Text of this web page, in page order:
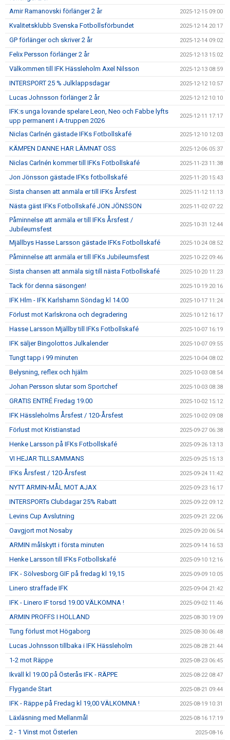
Amir Ramanovski förlänger 2 år 2025-12-15 09:00
Kvalitetsklubb Svenska Fotbollsförbundet 2025-12-14 20:17
GP förlänger och skriver 2 år 2025-12-14 09:02
Felix Persson förlänger 2 år 2025-12-13 15:02
Välkommen till IFK Hässleholm Axel Nilsson 2025-12-13 08:59
INTERSPORT 25 % Julklappsdagar 2025-12-12 10:57
Lucas Johnsson förlänger 2 år 2025-12-12 10:10
IFK:s unga lovande spelare Leon, Neo och Fabbe lyfts
upp permanent i A-truppen 2026
2025-12-11 17:17
Niclas Carlnén gästade IFKs Fotbollskafé 2025-12-10 12:03
KÄMPEN DANNE HAR LÄMNAT OSS 2025-12-06 05:37
Niclas Carlnén kommer till IFKs Fotbollskafé 2025-11-23 11:38
Jon Jönsson gästade IFKs fotbollskafé 2025-11-20 15:43
Sista chansen att anmäla er till IFKs Årsfest 2025-11-12 11:13
Nästa gäst IFKs Fotbollskafé JON JÖNSSON 2025-11-02 07:22
Påminnelse att anmäla er till IFKs Årsfest /
Jubileumsfest
2025-10-31 12:44
Mjällbys Hasse Larsson gästade IFKs Fotbollskafé 2025-10-24 08:52
Påminnelse att anmäla er till IFKs Jubileumsfest 2025-10-22 09:46
Sista chansen att anmäla sig till nästa Fotbollskafé 2025-10-20 11:23
Tack för denna säsongen! 2025-10-19 20:16
IFK Hlm - IFK Karlshamn Söndag kl 14.00 2025-10-17 11:24
Förlust mot Karlskrona och degradering 2025-10-12 16:17
Hasse Larsson Mjällby till IFKs Fotbollskafé 2025-10-07 16:19
IFK säljer Bingolottos Julkalender 2025-10-07 09:55
Tungt tapp i 99 minuten 2025-10-04 08:02
Belysning, reflex och hjälm 2025-10-03 08:54
Johan Persson slutar som Sportchef 2025-10-03 08:38
GRATIS ENTRÉ Fredag 19.00 2025-10-02 15:12
IFK Hässleholms Årsfest / 120-Årsfest 2025-10-02 09:08
Förlust mot Kristianstad 2025-09-27 06:38
Henke Larsson på IFKs Fotbollskafé 2025-09-26 13:13
VI HEJAR TILLSAMMANS 2025-09-25 15:13
IFKs Årsfest / 120-Årsfest 2025-09-24 11:42
NYTT ARMIN-MÅL MOT AJAX 2025-09-23 16:17
INTERSPORTs Clubdagar 25% Rabatt 2025-09-22 09:12
Levins Cup Avslutning 2025-09-21 22:06
Oavgjort mot Nosaby 2025-09-20 06:54
ARMIN målskytt i första minuten 2025-09-14 16:53
Henke Larsson till IFKs Fotbollskafé 2025-09-10 12:16
IFK - Sölvesborg GIF på fredag kl 19,15 2025-09-09 10:05
Linero straffade IFK 2025-09-04 21:42
IFK - Linero IF torsd 19.00 VÄLKOMNA ! 2025-09-02 11:46
ARMIN PROFFS I HOLLAND 2025-08-30 19:09
Tung förlust mot Högaborg 2025-08-30 06:48
Lucas Johnsson tillbaka i IFK Hässleholm 2025-08-28 21:44
1-2 mot Räppe 2025-08-23 06:45
Ikväll kl 19.00 på Österås IFK - RÄPPE 2025-08-22 08:47
Flygande Start 2025-08-21 09:44
IFK - Räppe på Fredag kl 19,00 VÄLKOMNA ! 2025-08-19 10:31
Läxläsning med Mellanmål 2025-08-16 17:19
2 - 1 Vinst mot Österlen 2025-08-16